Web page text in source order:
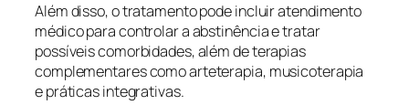
Além disso, o tratamento pode incluir atendimento
médico para controlar a abstinência e tratar
possíveis comorbidades, além de terapias
complementares como arteterapia, musicoterapia
e práticas integrativas.